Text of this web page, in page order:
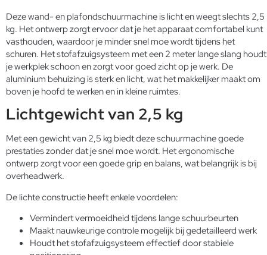
Deze wand- en plafondschuurmachine is licht en weegt slechts 2,5
kg. Het ontwerp zorgt ervoor dat je het apparaat comfortabel kunt
vasthouden, waardoor je minder snel moe wordt tijdens het
schuren. Het stofafzuigsysteem met een 2 meter lange slang houdt
je werkplek schoon en zorgt voor goed zicht op je werk. De
aluminium behuizing is sterk en licht, wat het makkelijker maakt om
boven je hoofd te werken en in kleine ruimtes.
Lichtgewicht van 2,5 kg
Met een gewicht van 2,5 kg biedt deze schuurmachine goede
prestaties zonder dat je snel moe wordt. Het ergonomische
ontwerp zorgt voor een goede grip en balans, wat belangrijk is bij
overheadwerk.
De lichte constructie heeft enkele voordelen:
Vermindert vermoeidheid tijdens lange schuurbeurten
Maakt nauwkeurige controle mogelijk bij gedetailleerd werk
Houdt het stofafzuigsysteem effectief door stabiele